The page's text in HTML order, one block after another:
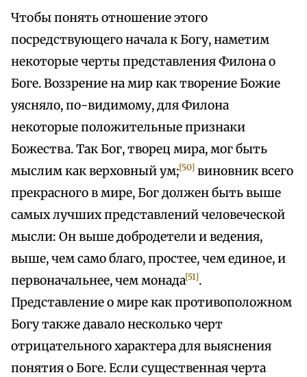
Чтобы понять отношение этого
посредствующего начала к Богу, наметим
некоторые черты представления Филона о
Боге. Воззрение на мир как творение Божие
уясняло, по-видимому, для Филона
некоторые положительные признаки
Божества. Так Бог, творец мира, мог быть
мыслим как верховный ум;[50] виновник всего
прекрасного в мире, Бог должен быть выше
самых лучших представлений человеческой
мысли: Он выше добродетели и ведения,
выше, чем само благо, простее, чем единое, и
первоначальнее, чем монада[51].
Представление о мире как противоположном
Богу также давало несколько черт
отрицательного характера для выяснения
понятия о Боге. Если существенная черта